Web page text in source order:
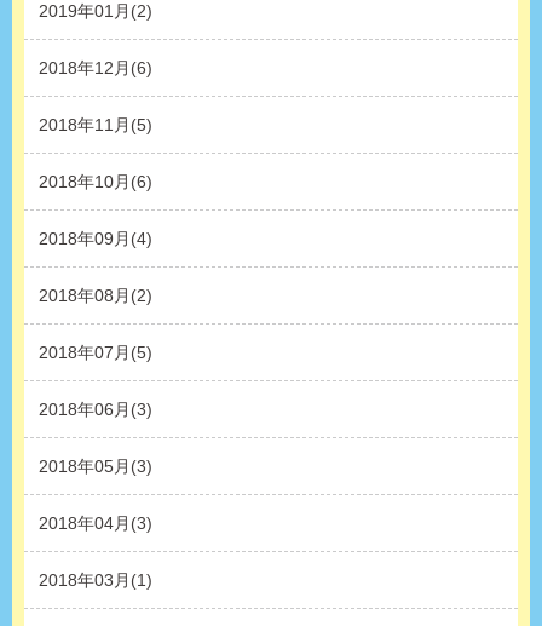
2019年01月(2)
2018年12月(6)
2018年11月(5)
2018年10月(6)
2018年09月(4)
2018年08月(2)
2018年07月(5)
2018年06月(3)
2018年05月(3)
2018年04月(3)
2018年03月(1)